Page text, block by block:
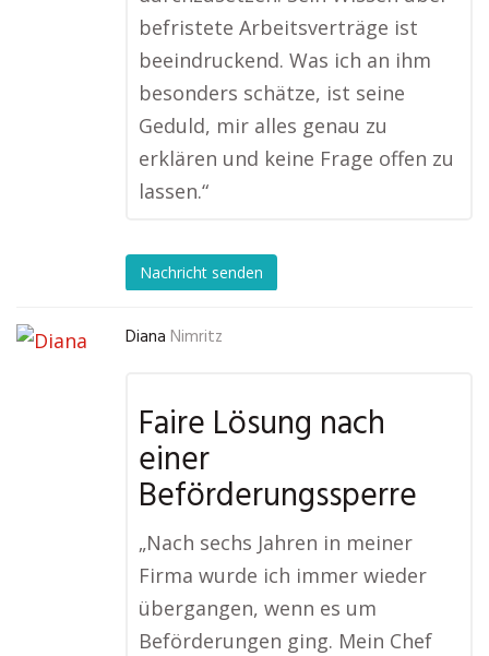
befristete Arbeitsverträge ist
beeindruckend. Was ich an ihm
besonders schätze, ist seine
Geduld, mir alles genau zu
erklären und keine Frage offen zu
lassen.“
Nachricht senden
Diana Nimritz
Faire Lösung nach
einer
Beförderungssperre
„Nach sechs Jahren in meiner
Firma wurde ich immer wieder
übergangen, wenn es um
Beförderungen ging. Mein Chef